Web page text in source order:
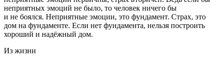
неприятных эмоций не было, то человек ничего бы
и не боялся. Неприятные эмоции, это фундамент. Страх, это
дом на фундаменте. Если нет фундамента, нельзя построить
хороший и надёжный дом.
Из жизни